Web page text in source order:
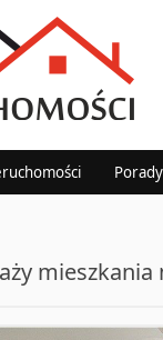
Porady
mieszkania